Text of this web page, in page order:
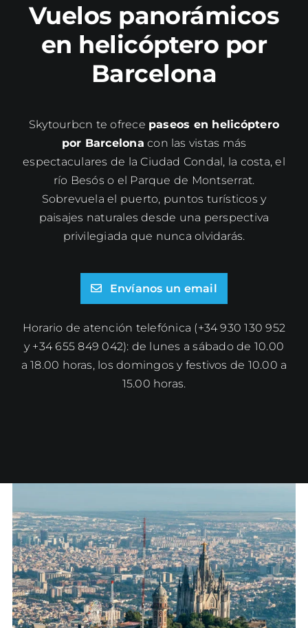
Vuelos panorámicos
en helicóptero por
Barcelona
Skytourbcn te ofrece paseos en helicóptero
por Barcelona con las vistas más
espectaculares de la Ciudad Condal, la costa, el
río Besós o el Parque de Montserrat.
Sobrevuela el puerto, puntos turísticos y
paisajes naturales desde una perspectiva
privilegiada que nunca olvidarás.
Envíanos un email
Horario de atención telefónica (+34 930 130 952
y +34 655 849 042): de lunes a sábado de 10.00
a 18.00 horas, los domingos y festivos de 10.00 a
15.00 horas.